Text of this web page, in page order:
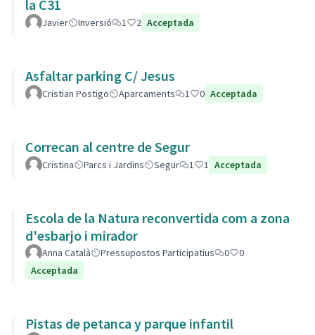
la C31
Javier Inversió 1 2 Acceptada
Asfaltar parking C/ Jesus
Cristian Postigo Aparcaments 1 0 Acceptada
Correcan al centre de Segur
Cristina Parcs i Jardins Segur 1 1 Acceptada
Escola de la Natura reconvertida com a zona
d'esbarjo i mirador
Anna Català Pressupostos Participatius 0
0
Acceptada
Pistas de petanca y parque infantil